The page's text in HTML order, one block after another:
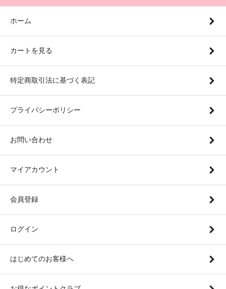
ホーム
カートを見る
特定商取引法に基づく表記
プライバシーポリシー
お問い合わせ
マイアカウント
会員登録
ログイン
はじめてのお客様へ